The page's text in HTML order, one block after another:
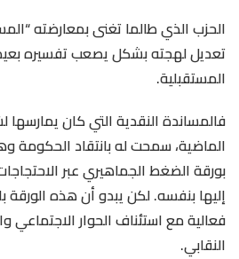
الحزب الذي طالما تغنى بمعارضته
تعديل لهجته بشكل يصعب تفسيره
المستقبلية.
فالمساندة النقدية التي كان
الماضية، سمحت له بانتقاد الحكومة
بورقة الضغط الجماهيري عبر
إليها بنفسه. لكن يبدو أن هذه الورقة
فعالية مع استئناف الحوار
النقابي.